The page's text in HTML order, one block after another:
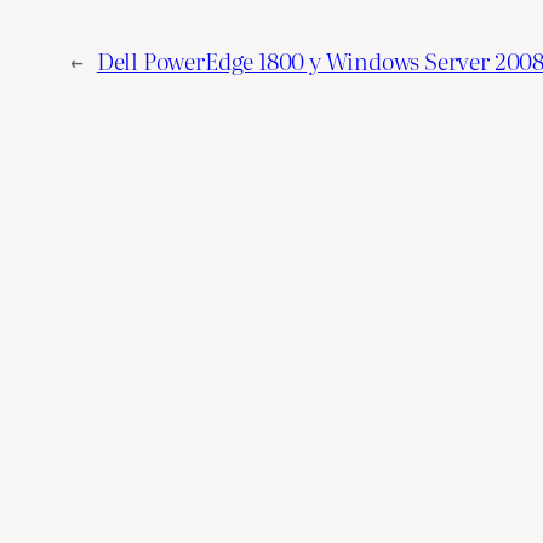
← Dell PowerEdge 1800 y Windows Server 2008